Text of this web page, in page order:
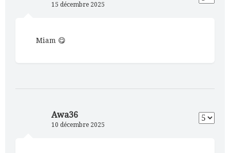
15 décembre 2025
Miam 😋
Awa36
10 décembre 2025